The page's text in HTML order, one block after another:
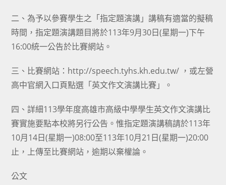
二、為予以參賽學生之「指定題演講」講稿有適當的擬稿
時間，指定題演講題目將於113年9月30日(星期一)下午
16:00統一公告於比賽網站。
三、比賽網站：http://speech.tyhs.kh.edu.tw/ ，或左營
高中官網入口頁點選「英文作文演講比賽」。
四、詳細113學年度高雄市高級中學學生英文作文演講比
賽實施要點本校將另行公告。惟指定題演講稿請於113年
10月14日(星期一)08:00至113年10月21日(星期一)20:00
止，上傳至比賽網站，逾期以棄權論。
公文